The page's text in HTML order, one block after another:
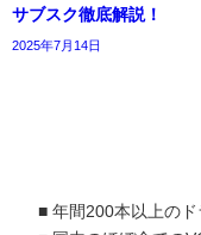
サブスク徹底解説！
2025年7月14日
■ 年間200本以上の